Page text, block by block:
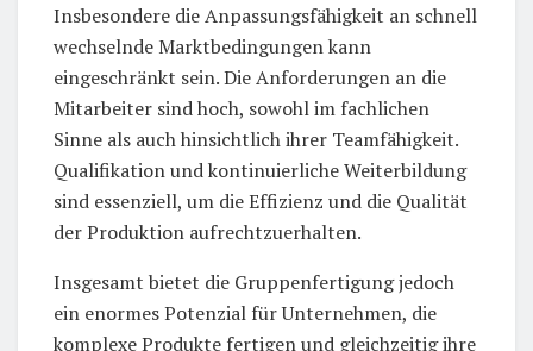
Insbesondere die Anpassungsfähigkeit an schnell
wechselnde Marktbedingungen kann
eingeschränkt sein. Die Anforderungen an die
Mitarbeiter sind hoch, sowohl im fachlichen
Sinne als auch hinsichtlich ihrer Teamfähigkeit.
Qualifikation und kontinuierliche Weiterbildung
sind essenziell, um die Effizienz und die Qualität
der Produktion aufrechtzuerhalten.
Insgesamt bietet die Gruppenfertigung jedoch
ein enormes Potenzial für Unternehmen, die
komplexe Produkte fertigen und gleichzeitig ihre